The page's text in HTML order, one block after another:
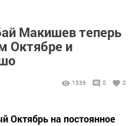
Макишев теперь
Октябре и
1336 0 0
Октябрь на постоянное